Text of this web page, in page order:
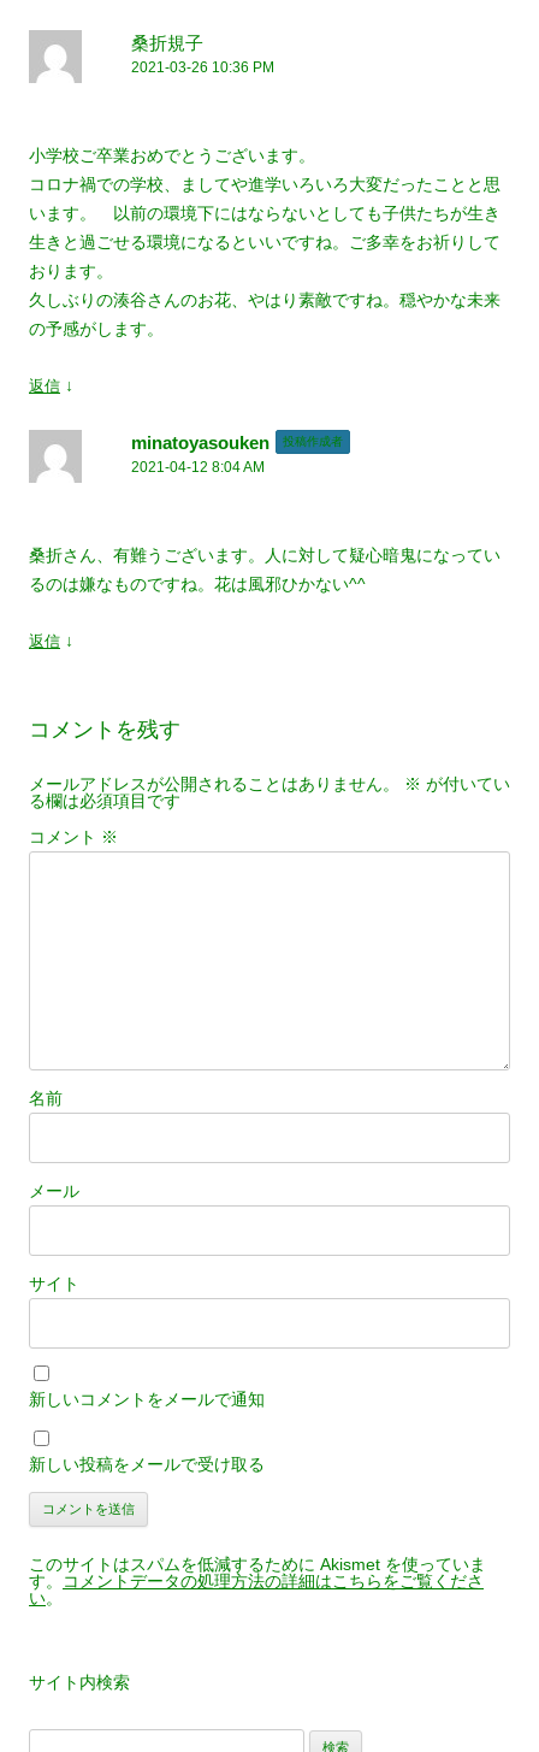
ー
ョ
ン
桑折規子
2021-03-26 10:36 PM
小学校ご卒業おめでとうございます。
コロナ禍での学校、ましてや進学いろいろ大変だったことと思
います。 以前の環境下にはならないとしても子供たちが生き
生きと過ごせる環境になるといいですね。ご多幸をお祈りして
おります。
久しぶりの湊谷さんのお花、やはり素敵ですね。穏やかな未来
の予感がします。
返信 ↓
minatoyasouken 投稿作成者
2021-04-12 8:04 AM
桑折さん、有難うございます。人に対して疑心暗鬼になってい
るのは嫌なものですね。花は風邪ひかない^^
返信 ↓
コメントを残す
メールアドレスが公開されることはありません。 ※ が付いてい
る欄は必須項目です
コメント ※
名前
メール
サイト
新しいコメントをメールで通知
新しい投稿をメールで受け取る
このサイトはスパムを低減するために Akismet を使っていま
す。
コメントデータの処理方法の詳細はこちらをご覧くださ
い。
サイト内検索